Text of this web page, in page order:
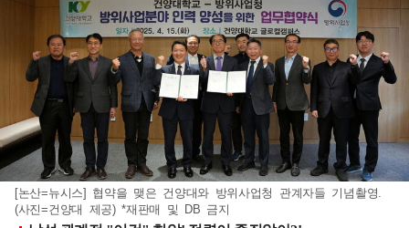
[논산=뉴시스] 협약을 맺은 건양대와 방위사업청 관계자들 기념촬영.
(사진=건양대 제공) *재판매 및 DB 금지